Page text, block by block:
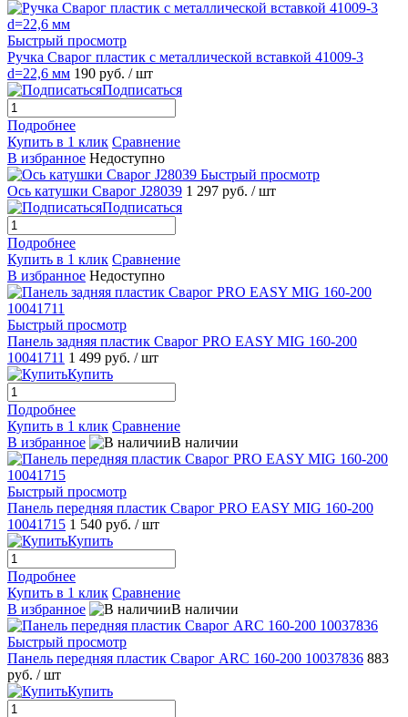
Быстрый просмотр
Ручка Сварог пластик с металлической вставкой 41009-3
d=22,6 мм 190 руб. / шт
Подписаться
Подробнее
Купить в 1 клик Сравнение
В избранное Недоступно
Быстрый просмотр
Ось катушки Сварог J28039 1 297 руб. / шт
Подписаться
Подробнее
Купить в 1 клик Сравнение
В избранное Недоступно
Быстрый просмотр
Панель задняя пластик Сварог PRO EASY MIG 160-200
10041711 1 499 руб. / шт
Купить
Подробнее
Купить в 1 клик Сравнение
В избранное
В наличии
Быстрый просмотр
Панель передняя пластик Сварог PRO EASY MIG 160-200
10041715 1 540 руб. / шт
Купить
Подробнее
Купить в 1 клик Сравнение
В избранное
В наличии
Быстрый просмотр
Панель передняя пластик Сварог ARC 160-200 10037836 883
руб. / шт
Купить